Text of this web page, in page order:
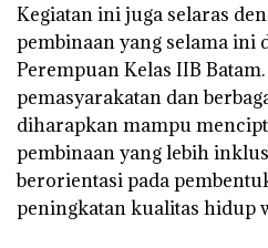
Kegiatan ini juga selaras
pembinaan yang selama ini
Perempuan Kelas IIB
pemasyarakatan dan
diharapkan mampu
pembinaan yang lebih
berorientasi pada
peningkatan kualitas hidup